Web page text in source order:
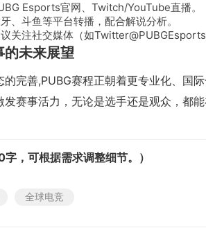
Esports官网、Twitch/YouTube直播。
牙、斗鱼等平台转播，配合解说分析。
议关注社交媒体（如Twitter@PUBGEsports
的未来展望
的完善,PUBG赛程正朝着更专业化、国
发赛事活力，无论是选手还是观众，都
字，可根据需求调整细节。）
全球电竞